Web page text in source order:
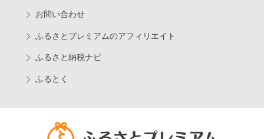
お問い合わせ
ふるさとプレミアムのアフィリエイト
ふるさと納税ナビ
ふるとく